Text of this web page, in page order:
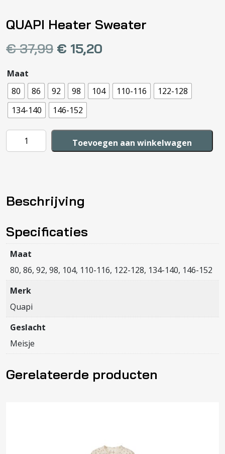
QUAPI Heater Sweater
€37,99 € 15,20
Maat
80
86 92 98 104 110-116
122-128
134-140
146-152
QUAPI
Heater
Toevoegen aan winkelwagen
Beschrijving
Specificaties
Maat
80, 86, 92, 98, 104, 110-116, 122-128, 134-140, 146-152
Merk
Quapi
Geslacht
Meisje
Gerelateerde producten